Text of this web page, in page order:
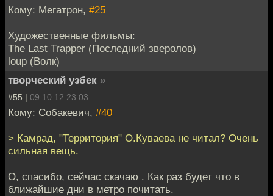
Кому: Мегатрон, #25
Художественные фильмы:
The Last Trapper (Последний зверолов)
loup (Волк)
творческий узбек »
#55 | 09.10.12 23:03
Кому: Собакевич, #40
> Камрад, "Территория" О.Куваева не читал? Очень
сильная вещь.
О, спасибо, сейчас скачаю . Как раз будет что в
ближайшие дни в метро почитать.